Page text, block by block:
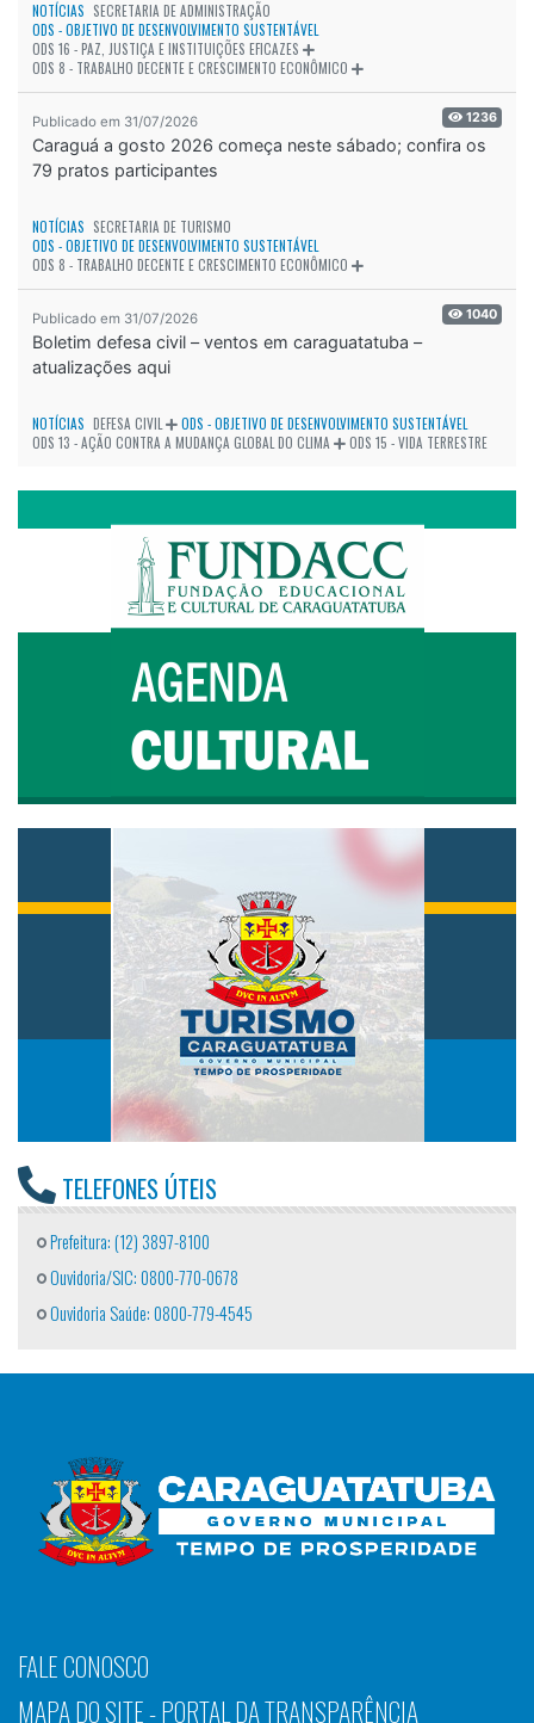
NOTÍCIAS SECRETARIA DE ADMINISTRAÇÃO
ODS - OBJETIVO DE DESENVOLVIMENTO SUSTENTÁVEL
ODS 16 - PAZ, JUSTIÇA E INSTITUIÇÕES EFICAZES
ODS 8 - TRABALHO DECENTE E CRESCIMENTO ECONÔMICO
Publicado em 31/07/2026 1236
Caraguá a gosto 2026 começa neste sábado; confira os
79 pratos participantes
NOTÍCIAS SECRETARIA DE TURISMO
ODS - OBJETIVO DE DESENVOLVIMENTO SUSTENTÁVEL
ODS 8 - TRABALHO DECENTE E CRESCIMENTO ECONÔMICO
Publicado em 31/07/2026 1040
Boletim defesa civil – ventos em caraguatatuba –
atualizações aqui
NOTÍCIAS DEFESA CIVIL
ODS - OBJETIVO DE DESENVOLVIMENTO SUSTENTÁVEL
ODS 13 - AÇÃO CONTRA A MUDANÇA GLOBAL DO CLIMA
ODS 15 - VIDA TERRESTRE
TELEFONES ÚTEIS
Prefeitura: (12) 3897-8100
Ouvidoria/SIC: 0800-770-0678
Ouvidoria Saúde: 0800-779-4545
FALE CONOSCO
MAPA DO SITE - PORTAL DA TRANSPARÊNCIA